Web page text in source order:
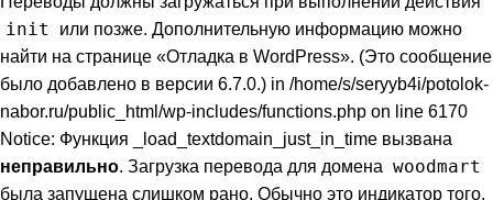
init
или позже. Дополнительную информацию можно
найти на странице «Отладка в WordPress». (Это сообщение
было добавлено в версии 6.7.0.) in /home/s/seryyb4i/potolok-
nabor.ru/public_html/wp-includes/functions.php on line 6170
Notice: Функция _load_textdomain_just_in_time вызвана
неправильно. Загрузка перевода для домена woodmart
была запущена слишком рано. Обычно это индикатор того,